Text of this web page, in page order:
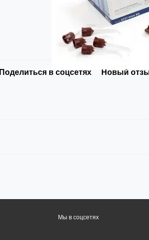
Поделиться в соцсетях Новый
Мы в соцсетях